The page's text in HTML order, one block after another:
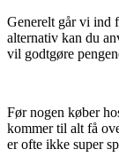
Generelt går vi ind
alternativ kan du
vil godtgøre
Før nogen køber
kommer til alt få
er ofte ikke super